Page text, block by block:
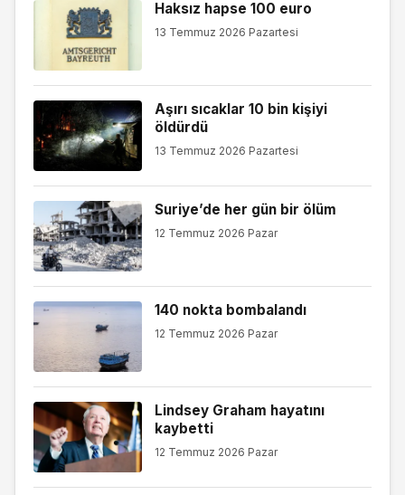
Haksız hapse 100 euro
13 Temmuz 2026 Pazartesi
Aşırı sıcaklar 10 bin kişiyi
öldürdü
13 Temmuz 2026 Pazartesi
Suriye’de her gün bir ölüm
12 Temmuz 2026 Pazar
140 nokta bombalandı
12 Temmuz 2026 Pazar
Lindsey Graham hayatını
kaybetti
12 Temmuz 2026 Pazar